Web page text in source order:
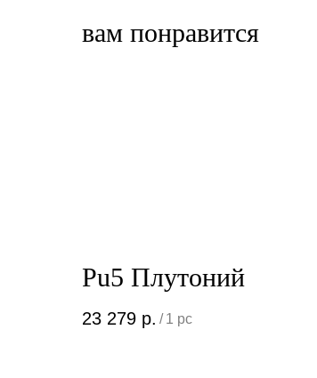
вам понравится
Pu5 Плутоний
23 279 р. / 1 pc